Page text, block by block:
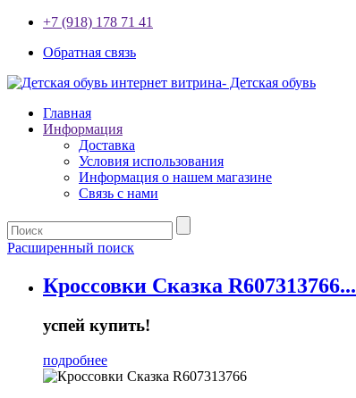
+7 (918) 178 71 41
Обратная связь
Главная
Информация
Доставка
Условия использования
Информация о нашем магазине
Связь с нами
Расширенный поиск
Кроссовки Сказка R607313766...
успей купить!
подробнее